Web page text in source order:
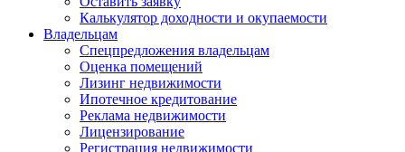
Калькулятор доходности и окупаемости
Владельцам
Спецпредложения владельцам
Оценка помещений
Лизинг недвижимости
Ипотечное кредитование
Реклама недвижимости
Лицензирование
Регистрация недвижимости